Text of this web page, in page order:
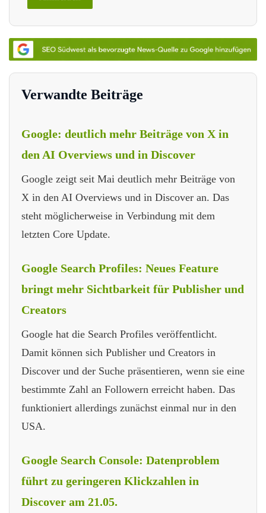
Verwandte Beiträge
Google: deutlich mehr Beiträge von X in
den AI Overviews und in Discover
Google zeigt seit Mai deutlich mehr Beiträge von
X in den AI Overviews und in Discover an. Das
steht möglicherweise in Verbindung mit dem
letzten Core Update.
Google Search Profiles: Neues Feature
bringt mehr Sichtbarkeit für Publisher und
Creators
Google hat die Search Profiles veröffentlicht.
Damit können sich Publisher und Creators in
Discover und der Suche präsentieren, wenn sie eine
bestimmte Zahl an Followern erreicht haben. Das
funktioniert allerdings zunächst einmal nur in den
USA.
Google Search Console: Datenproblem
führt zu geringeren Klickzahlen in
Discover am 21.05.